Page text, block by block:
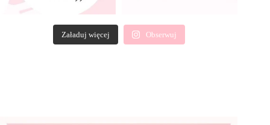
Załaduj więcej Obserwuj